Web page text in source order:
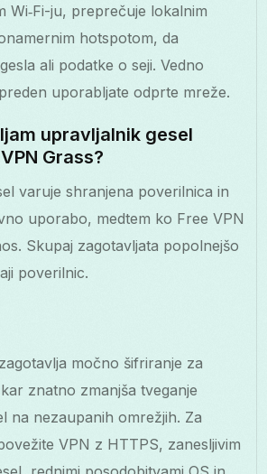
Wi‑Fi-ju, preprečuje lokalnim
hotspotom, da
ali podatke o seji. Vedno
uporabljate odprte mreže.
upravljalnik gesel
Grass?
varuje shranjena poverilnica in
uporabo, medtem ko Free VPN
Skupaj zagotavljata popolnejšo
poverilnic.
močno šifriranje za
znatno zmanjša tveganje
na nezaupanih omrežjih. Za
VPN z HTTPS, zanesljivim